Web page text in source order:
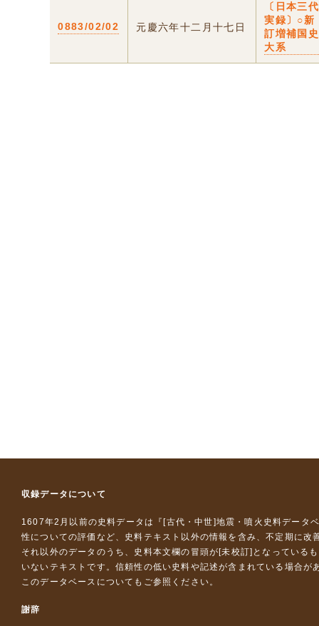
0883/02/02 元慶六年十二月十七日
〔日本三代
実録〕○新
訂増補国史
大系
収録データについて
1607年2月以前の史料データは『 [古代・中世]地震・噴火史料データ
性についての評価など、史料テキスト以外の情報を含み、不定期に改
それ以外のデータのうち、史料本文欄の冒頭が[未校訂]となっている
いないテキストです。信頼性の低い史料や記述が含まれている場合が
このデータベースについて もご参照ください。
謝辞